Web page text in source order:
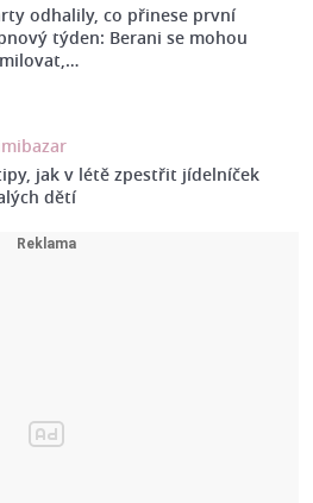
odhalily, co přinese první
týden: Berani se mohou
jak v létě zpestřit jídelníček
dětí